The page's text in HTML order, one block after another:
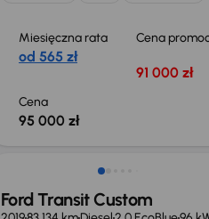
Miesięczna rata
od 565 zł
Cena
91 000 zł
Cena
95 000 zł
Taniej o 1 000 zł
Ford Transit Custom